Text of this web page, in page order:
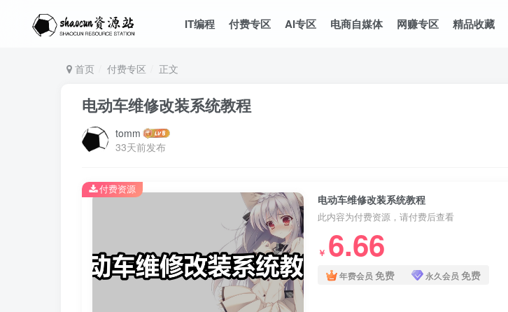
IT编程 付费专区 AI专区 电商自媒体 网赚专区 精品收藏
首页 付费专区 正文
电动车维修改装系统教程
tomm
33天前发布
电动车维修改装系统教程
此内容为付费资源，请付费后查看
￥ 6.66
年费会员 免费 永久会员 免费
付费资源